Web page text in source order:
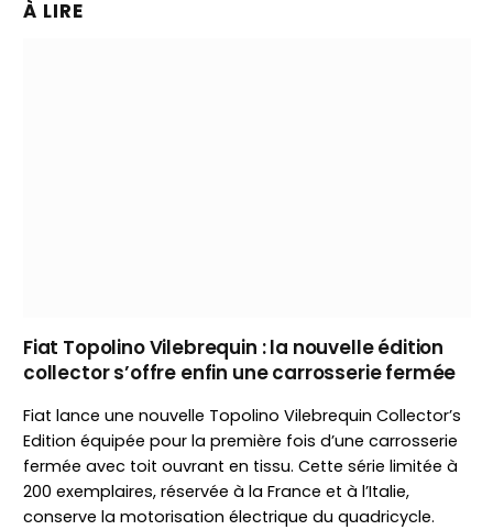
À LIRE
Fiat Topolino Vilebrequin : la nouvelle édition
collector s’offre enfin une carrosserie fermée
Fiat lance une nouvelle Topolino Vilebrequin Collector’s
Edition équipée pour la première fois d’une carrosserie
fermée avec toit ouvrant en tissu. Cette série limitée à
200 exemplaires, réservée à la France et à l’Italie,
conserve la motorisation électrique du quadricycle.